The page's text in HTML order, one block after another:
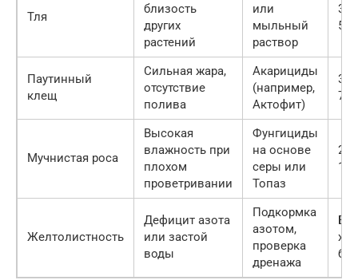
Тля
близость
других
растений
или
мыльный
раствор
3
5
Паутинный
клещ
Сильная жара,
отсутствие
полива
Акарициды
(например,
Актофит)
3
7
Мучнистая роса
Высокая
влажность при
плохом
проветривании
Фунгициды
на основе
серы или
Топаз
2-3
Желтолистность
Дефицит азота
или застой
воды
Подкормка
азотом,
проверка
дренажа
Без